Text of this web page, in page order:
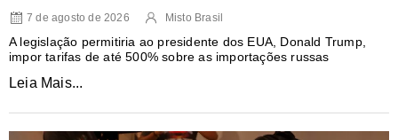
7 de agosto de 2026 Misto Brasil
A legislação permitiria ao presidente dos EUA, Donald Trump,
impor tarifas de até 500% sobre as importações russas
Leia Mais...